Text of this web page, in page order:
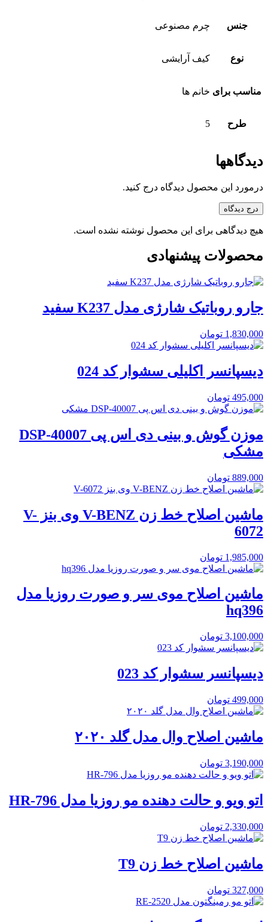
جنس چرم مصنوعی
نوع کیف آرایشی
مناسب برای خانم ها
طرح 5
دیدگاهها
درمورد این محصول دیدگاه درج کنید.
درج دیدگاه
هیچ دیدگاهی برای این محصول نوشته نشده است.
محصولات پیشنهادی
جارو روباتیک شارژی مدل K237 سفید
1,830,000 تومان
دیسپانسر اکلیلی سشوار کد 024
495,000 تومان
موزن گوش و بینی دی اس پی DSP-40007
مشکی
889,000 تومان
ماشین اصلاح خط زن V-BENZ وی بنز V-
6072
1,985,000 تومان
ماشین اصلاح موی سر و صورت روزیا مدل
hq396
3,100,000 تومان
دیسپانسر سشوار کد 023
499,000 تومان
ماشین اصلاح وال مدل گلد ۲۰۲۰
3,190,000 تومان
اتو ویو و حالت دهنده مو روزیا مدل HR-796
2,330,000 تومان
ماشین اصلاح خط زن T9
327,000 تومان